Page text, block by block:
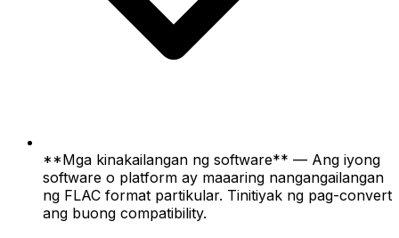
**Mga kinakailangan ng software** — Ang iyong
software o platform ay maaaring nangangailangan
ng FLAC format partikular. Tinitiyak ng pag-convert
ang buong compatibility.